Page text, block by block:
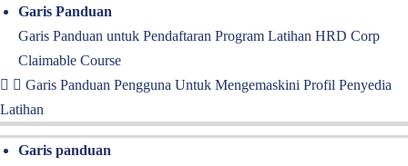
Garis Panduan
Garis Panduan untuk Pendaftaran Program Latihan HRD Corp
Claimable Course
Garis Panduan Pengguna Untuk Mengemaskini Profil Penyedia
Latihan
Garis panduan